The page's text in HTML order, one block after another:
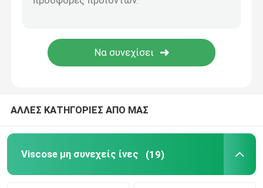
Ίνα χαμηλής τήξης
Πανί καθαρισμού από μικροΐνες
ΑΛΛΕΣ ΚΑΤΗΓΟΡΙΕΣ ΑΠΟ ΜΑΣ
Viscose μη συνεχείς ίνες (19)